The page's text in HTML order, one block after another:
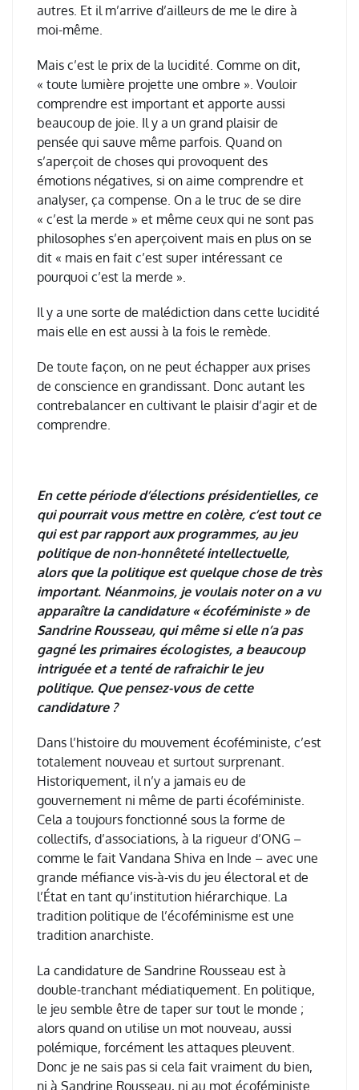
autres. Et il m’arrive d’ailleurs de me le dire à
moi-même.
Mais c’est le prix de la lucidité. Comme on dit,
« toute lumière projette une ombre ». Vouloir
comprendre est important et apporte aussi
beaucoup de joie. Il y a un grand plaisir de
pensée qui sauve même parfois. Quand on
s’aperçoit de choses qui provoquent des
émotions négatives, si on aime comprendre et
analyser, ça compense. On a le truc de se dire
« c’est la merde » et même ceux qui ne sont pas
philosophes s’en aperçoivent mais en plus on se
dit « mais en fait c’est super intéressant ce
pourquoi c’est la merde ».
Il y a une sorte de malédiction dans cette lucidité
mais elle en est aussi à la fois le remède.
De toute façon, on ne peut échapper aux prises
de conscience en grandissant. Donc autant les
contrebalancer en cultivant le plaisir d’agir et de
comprendre.
En cette période d’élections présidentielles, ce
qui pourrait vous mettre en colère, c’est tout ce
qui est par rapport aux programmes, au jeu
politique de non-honnêteté intellectuelle,
alors que la politique est quelque chose de très
important. Néanmoins, je voulais noter on a vu
apparaître la candidature « écoféministe » de
Sandrine Rousseau, qui même si elle n’a pas
gagné les primaires écologistes, a beaucoup
intriguée et a tenté de rafraichir le jeu
politique. Que pensez-vous de cette
candidature ?
Dans l’histoire du mouvement écoféministe, c’est
totalement nouveau et surtout surprenant.
Historiquement, il n’y a jamais eu de
gouvernement ni même de parti écoféministe.
Cela a toujours fonctionné sous la forme de
collectifs, d’associations, à la rigueur d’ONG –
comme le fait Vandana Shiva en Inde – avec une
grande méfiance vis-à-vis du jeu électoral et de
l’État en tant qu’institution hiérarchique. La
tradition politique de l’écoféminisme est une
tradition anarchiste.
La candidature de Sandrine Rousseau est à
double-tranchant médiatiquement. En politique,
le jeu semble être de taper sur tout le monde ;
alors quand on utilise un mot nouveau, aussi
polémique, forcément les attaques pleuvent.
Donc je ne sais pas si cela fait vraiment du bien,
ni à Sandrine Rousseau, ni au mot écoféministe.